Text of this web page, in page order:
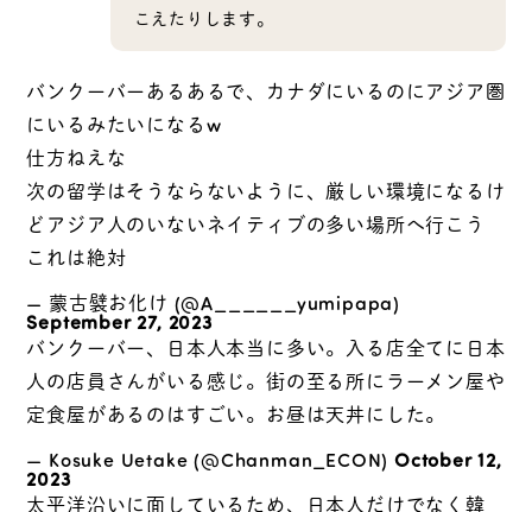
こえたりします。
バンクーバーあるあるで、カナダにいるのにアジア圏
にいるみたいになるw
仕方ねえな
次の留学はそうならないように、厳しい環境になるけ
どアジア人のいないネイティブの多い場所へ行こう
これは絶対
— 蒙古襞お化け (@A______yumipapa)
September 27, 2023
バンクーバー、日本人本当に多い。入る店全てに日本
人の店員さんがいる感じ。街の至る所にラーメン屋や
定食屋があるのはすごい。お昼は天丼にした。
— Kosuke Uetake (@Chanman_ECON) October 12,
2023
太平洋沿いに面しているため、日本人だけでなく韓